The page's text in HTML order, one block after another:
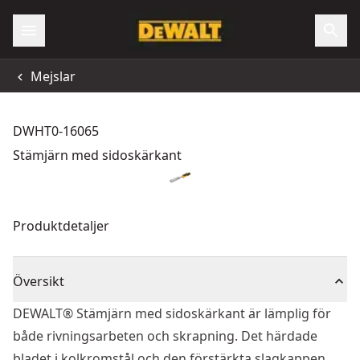
Mejslar
DWHT0-16065
Stämjärn med sidoskärkant
Produktdetaljer
Översikt
DEWALT® Stämjärn med sidoskärkant är lämplig för
både rivningsarbeten och skrapning. Det härdade